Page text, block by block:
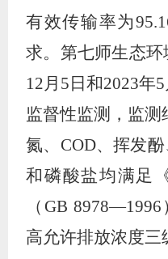
有效传输率为
求。第七师生态
12月 5 日和2023年5
监督性监测，监
氮、 COD、挥发
和磷酸盐均满足
（ GB 8978—1996
高允许排放浓度三